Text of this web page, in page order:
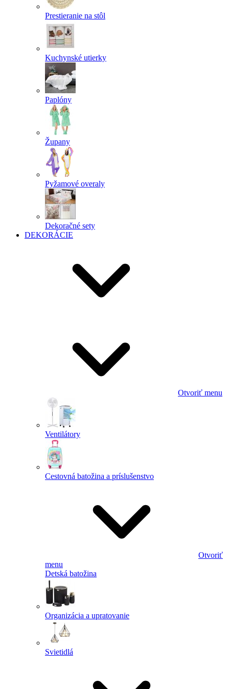
Prestieranie na stôl
Kuchynské utierky
Paplóny
Župany
Pyžamové overaly
Dekoračné sety
DEKORÁCIE
Otvoriť menu
Ventilátory
Cestovná batožina a príslušenstvo
Otvoriť
menu
Detská batožina
Organizácia a upratovanie
Svietidlá